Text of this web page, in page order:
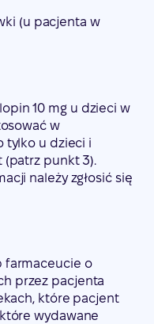
(u pacjenta w
10 mg u dzieci w
w
tylko u dzieci i
(patrz punkt 3).
należy zgłosić się
farmaceucie o
przez pacjenta
które pacjent
wydawane